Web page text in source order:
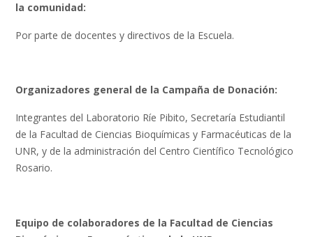
la comunidad:
Por parte de docentes y directivos de la Escuela.
Organizadores general de la Campaña de Donación:
Integrantes del Laboratorio Ríe Pibito, Secretaría Estudiantil
de la Facultad de Ciencias Bioquímicas y Farmacéuticas de la
UNR, y de la administración del Centro Científico Tecnológico
Rosario.
Equipo de colaboradores de la Facultad de Ciencias